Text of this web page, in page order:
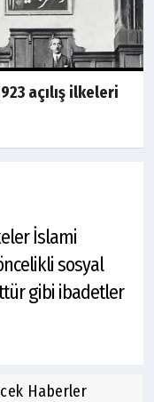
açılış ilkeleri
İslami
sosyal
gibi ibadetler
Haberler